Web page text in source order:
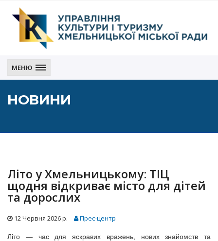
культури
і
Хмельницької
МЕНЮ
НОВИНИ
Літо у Хмельницькому: ТІЦ
щодня відкриває місто для дітей
та дорослих
12 Червня 2026 р. Прес-центр
Літо — час для яскравих вражень, нових знайомств та